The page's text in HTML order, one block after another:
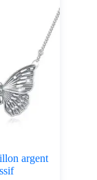
argent